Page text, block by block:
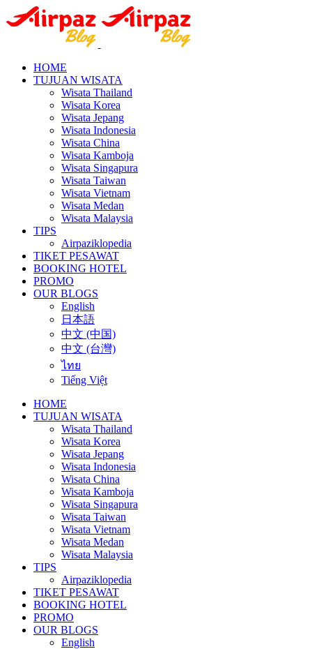
HOME
TUJUAN WISATA
Wisata Thailand
Wisata Korea
Wisata Jepang
Wisata Indonesia
Wisata China
Wisata Kamboja
Wisata Singapura
Wisata Taiwan
Wisata Vietnam
Wisata Medan
Wisata Malaysia
TIPS
Airpaziklopedia
TIKET PESAWAT
BOOKING HOTEL
PROMO
OUR BLOGS
English
日本語
中文 (中国)
中文 (台灣)
ไทย
Tiếng Việt
HOME
TUJUAN WISATA
Wisata Thailand
Wisata Korea
Wisata Jepang
Wisata Indonesia
Wisata China
Wisata Kamboja
Wisata Singapura
Wisata Taiwan
Wisata Vietnam
Wisata Medan
Wisata Malaysia
TIPS
Airpaziklopedia
TIKET PESAWAT
BOOKING HOTEL
PROMO
OUR BLOGS
English